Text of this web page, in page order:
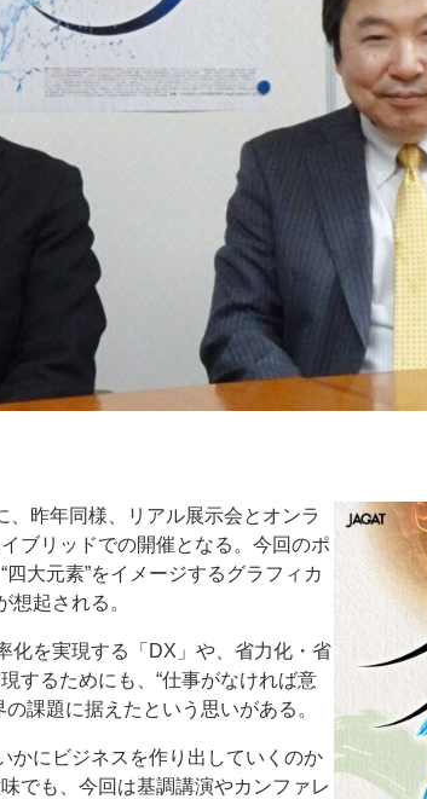
昨年同様、リアル展示会とオンラ
ブリッドでの開催となる。今回のポ
大元素”をイメージするグラフィカ
想起される。
化を実現する「DX」や、省力化・省
するためにも、“仕事がなければ意
課題に据えたという思いがある。
かにビジネスを作り出していくのか
でも、今回は基調講演やカンファレ